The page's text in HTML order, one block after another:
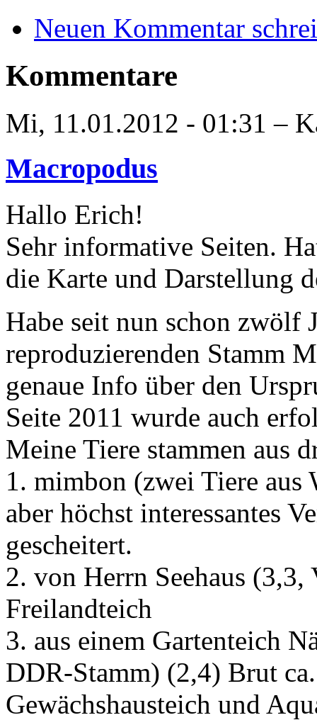
Neuen Kommentar
Kommentare
Mi, 11.01.2012 - 01:31 –
Macropodus
Hallo Erich!
Sehr informative Seiten.
die Karte und Darstellung
Habe seit nun schon zwölf
reproduzierenden Stamm
genaue Info über den
Seite 2011 wurde auch
Meine Tiere stammen aus
1. mimbon (zwei Tiere aus
aber höchst interessantes
gescheitert.
2. von Herrn Seehaus
Freilandteich
3. aus einem Gartenteich
DDR-Stamm) (2,4) Brut
Gewächshausteich und